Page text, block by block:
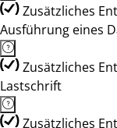
Zusätzliches
Ausführung eines
Zusätzliches
Lastschrift
Zusätzliches